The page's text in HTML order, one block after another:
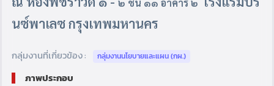
๒ ชั้น ๑๑ อาคาร ๒
นซ์พาเลซ กรุงเทพมหานคร
กลุ่มงานที่เกี่ยวข้อง : กลุ่มงานนโยบายและแผน (กผ.)
ภาพประกอบ